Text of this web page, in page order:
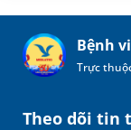
Bệnh
Trực
Theo dõi tin